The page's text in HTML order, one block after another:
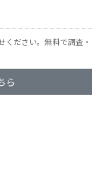
ください。無料で調査・
ら